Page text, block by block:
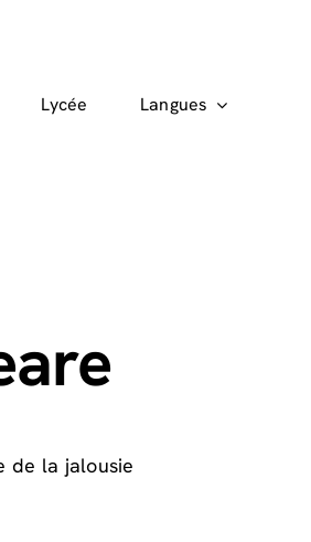
Lycée Langues
de la jalousie